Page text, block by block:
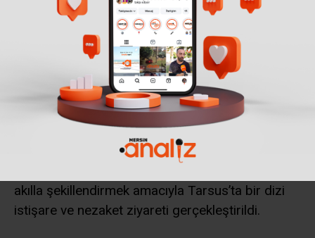
SÜRÜYOR
Mersin Büyükşehir Belediyesi tarafından bu yıl
beşincisi düzenlenecek Uluslararası Tarsus
Festivali, 6-7-8 Kasım 2026 tarihlerinde kültür,
sanat ve tarih dolu programıyla ziyaretçilerini
ağırlamaya hazırlanıyor. Festival hazırlıkları
kapsamında kentteki kurumlar arası iş birliğini
akılla şekillendirmek amacıyla Tarsus’ta bir dizi
istişare ve nezaket ziyareti gerçekleştirildi.